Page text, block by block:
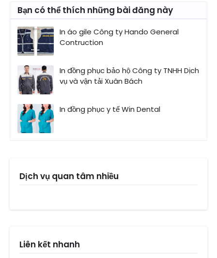
Bạn có thể thích những bài đăng này
In áo gile Công ty Hando General
Contruction
In đồng phục bảo hộ Công ty TNHH Dịch
vụ và vận tải Xuân Bách
In đồng phục y tế Win Dental
Dịch vụ quan tâm nhiều
Liên kết nhanh